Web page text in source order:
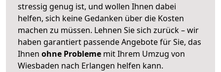
stressig genug ist, und wollen Ihnen dabei
helfen, sich keine Gedanken über die Kosten
machen zu müssen. Lehnen Sie sich zurück – wir
haben garantiert passende Angebote für Sie, das
Ihnen ohne Probleme mit Ihrem Umzug von
Wiesbaden nach Erlangen helfen kann.